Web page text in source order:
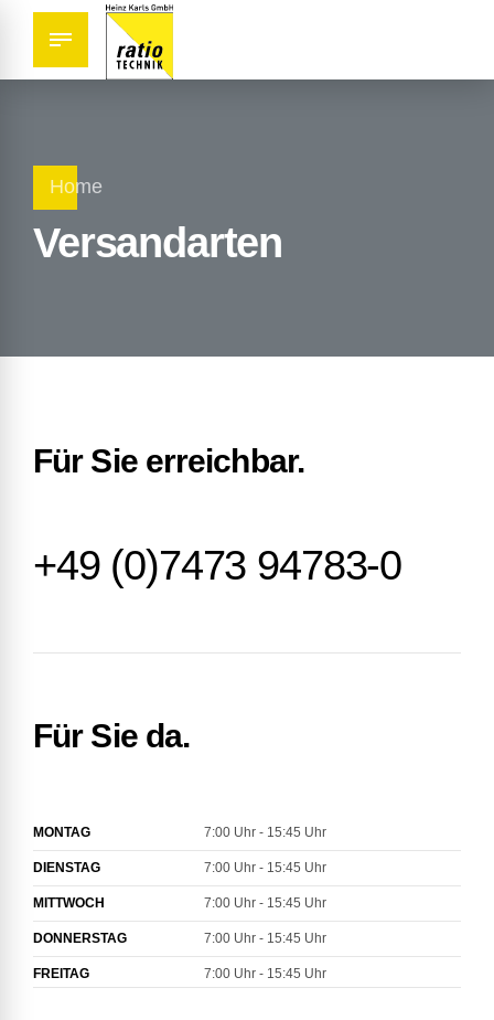
Home
Versandarten
Für Sie erreichbar.
+49 (0)7473 94783-0
Für Sie da.
MONTAG 7:00 Uhr - 15:45 Uhr
DIENSTAG 7:00 Uhr - 15:45 Uhr
MITTWOCH 7:00 Uhr - 15:45 Uhr
DONNERSTAG 7:00 Uhr - 15:45 Uhr
FREITAG 7:00 Uhr - 15:45 Uhr